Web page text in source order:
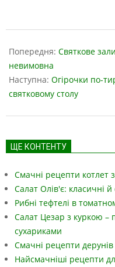
04-
26
Попередня: Святкове
невимовна
Наступна: Огірочки по-
святковому столу
ЩЕ КОНТЕНТУ
Смачні рецепти котлет
Салат Олів'є: класичні
Рибні тефтелі в
Салат Цезар з куркою –
сухариками
Смачні рецепти дерунів
Найсмачніші рецепти